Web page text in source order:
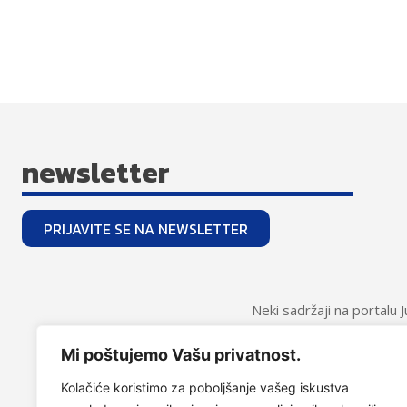
Mi poštujemo Vašu privatnost.
Kolačiće koristimo za poboljšanje vašeg iskustva
newsletter
PRIJAVITE SE NA NEWSLETTER
Neki sadržaji na portalu